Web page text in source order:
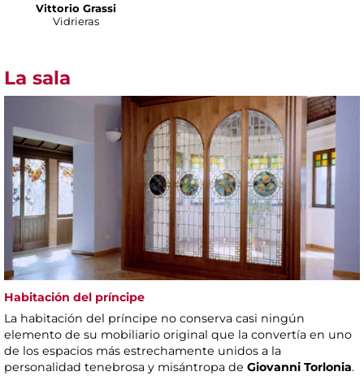
Vittorio Grassi
Vidrieras
La sala
Habitación del príncipe
La habitación del príncipe no conserva casi ningún
elemento de su mobiliario original que la convertía en uno
de los espacios más estrechamente unidos a la
personalidad tenebrosa y misántropa de Giovanni Torlonia.